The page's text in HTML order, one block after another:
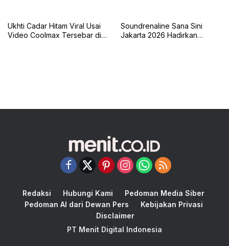
Ukhti Cadar Hitam Viral Usai
Video Coolmax Tersebar di
Soundrenaline Sana Sini
Jakarta 2026 Hadirkan
Redaksi Hubungi Kami
Pedoman Media Siber
Pedoman AI dari Dewan Pers
Kebijakan Privasi
Disclaimer
PT Menit Digital Indonesia